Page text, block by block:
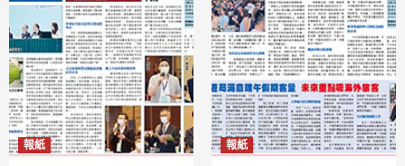
報紙 報紙